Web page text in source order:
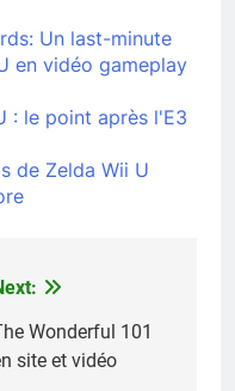
Un last-minute
en vidéo gameplay
: le point après l'E3
de Zelda Wii U
Wonderful 101
site et vidéo